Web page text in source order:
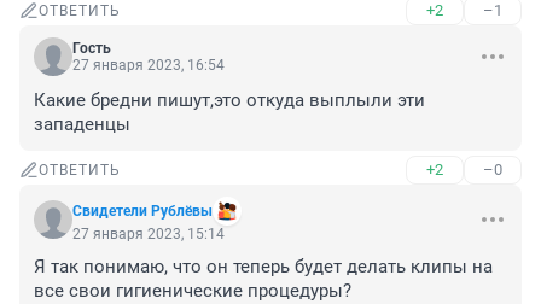
ОТВЕТИТЬ +2 –1
Гость
27 января 2023, 16:54
Какие бредни пишут,это откуда выплыли эти
западенцы
ОТВЕТИТЬ +2 –0
Свидетели Рублёвы
27 января 2023, 15:14
Я так понимаю, что он теперь будет делать клипы на
все свои гигиенические процедуры?